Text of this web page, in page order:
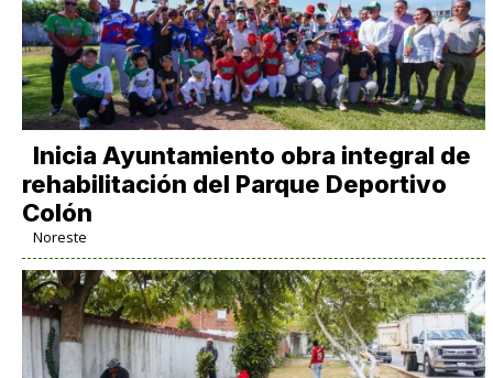
Inicia Ayuntamiento obra integral de
rehabilitación del Parque Deportivo
Colón
Noreste